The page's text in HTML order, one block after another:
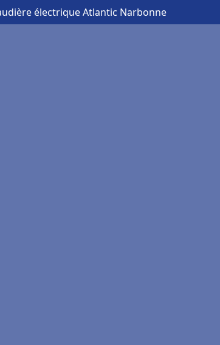
électrique Atlantic Narbonne